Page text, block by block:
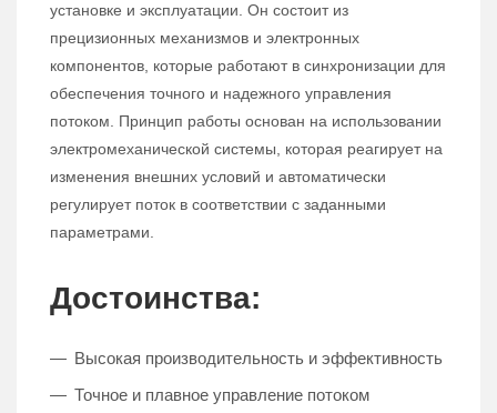
установке и эксплуатации. Он состоит из
прецизионных механизмов и электронных
компонентов, которые работают в синхронизации для
обеспечения точного и надежного управления
потоком. Принцип работы основан на использовании
электромеханической системы, которая реагирует на
изменения внешних условий и автоматически
регулирует поток в соответствии с заданными
параметрами.
Достоинства:
Высокая производительность и эффективность
Точное и плавное управление потоком